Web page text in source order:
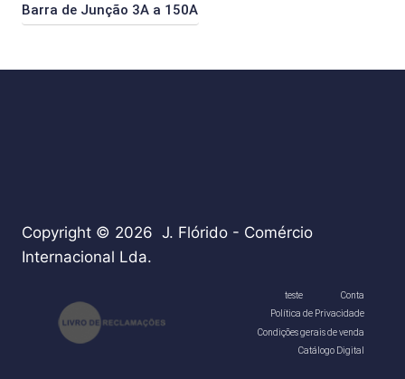
Barra de Junção 3A a 150A
Copyright © 2026 J. Flórido - Comércio
Internacional Lda.
teste
Conta
Política de Privacidade
Condições gerais de venda
Catálogo Digital